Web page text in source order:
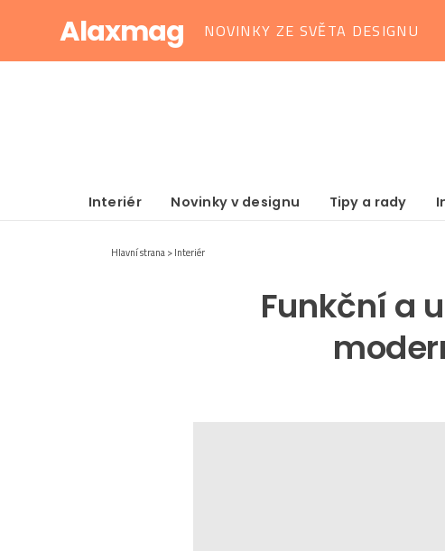
Alaxmag NOVINKY ZE SVĚTA DESIGNU
Interiér Novinky v designu Tipy a rady
Hlavní strana Interiér
Funkční a